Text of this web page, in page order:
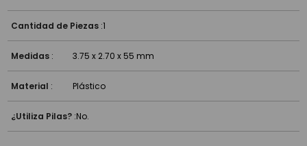
Cantidad de Piezas :1
Medidas : 3.75 x 2.70 x 55 mm
Material : Plástico
¿Utiliza Pilas? :No.